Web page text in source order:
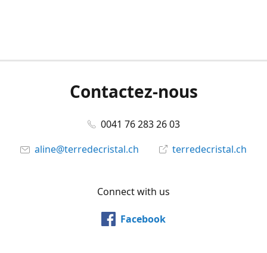
Contactez-nous
0041 76 283 26 03
aline@terredecristal.ch
terredecristal.ch
Connect with us
Facebook